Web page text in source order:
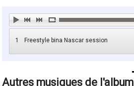
1 Freestyle bina Nascar session
Autres musiques de l'album